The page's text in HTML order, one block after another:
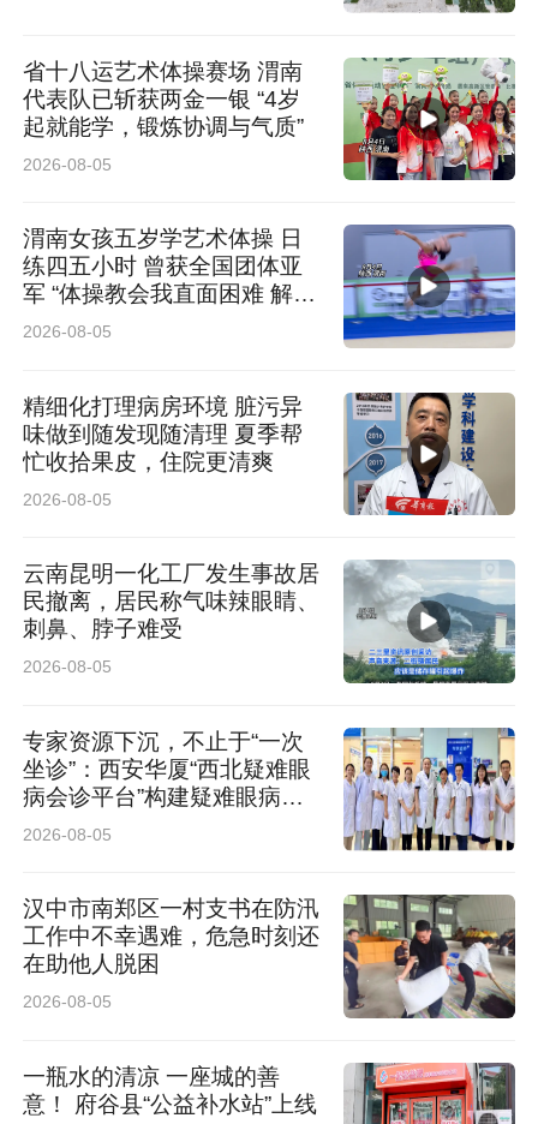
商户所说为实，物业行为违法。
赵良善介绍，《民法典》第九百四十四条明确禁
止物业以断电方式催缴物业费。物业未提前告知
便擅自断电近四小时，高温环境下致使商户停业
受损、员工身体不适，该行为既违反物业服务合
同约定构成违约，同时依据《民法典》第一千一
损失赔偿责任，相关行政主管部门亦可对其违规
行为予以处罚。而物业以电路检修、商户欠费为
由无法免责。
赵良善建议，商户需留存断电记录、经营损失单
据、缴费凭证、设备采购合同等证据，通过住建
部门、市场监管局及12345热线开展投诉调解，
若调解无果，可分两项诉讼维权：依据物业管理
相关法规起诉调整收费、返还超额费用；依据民
法典侵权相关规定追索断电造成的各项损失。
华商报大风记者 王金金
省十八运艺术体操赛场 渭南
代表队已斩获两金一银 “4岁
起就能学，锻炼协调与气质”
2026-08-05
渭南女孩五岁学艺术体操 日
练四五小时 曾获全国团体亚
军 “体操教会我直面困难 解决
困难”
2026-08-05
精细化打理病房环境 脏污异
味做到随发现随清理 夏季帮
忙收拾果皮，住院更清爽
2026-08-05
云南昆明一化工厂发生事故居
民撤离，居民称气味辣眼睛、
刺鼻、脖子难受
2026-08-05
专家资源下沉，不止于“一次
坐诊”：西安华厦“西北疑难眼
病会诊平台”构建疑难眼病协
同诊疗闭环
2026-08-05
汉中市南郑区一村支书在防汛
工作中不幸遇难，危急时刻还
在助他人脱困
2026-08-05
一瓶水的清凉 一座城的善
意！ 府谷县“公益补水站”上线